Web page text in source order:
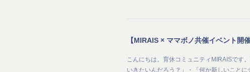
こんにちは。育休コミュニティMIRAISです
いきたいんだろう？」・「何か新しいこと